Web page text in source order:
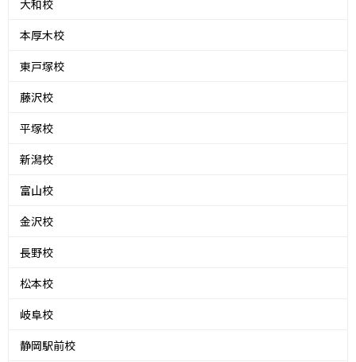
大和校
本厚木校
東戸塚校
藤沢校
平塚校
新潟校
富山校
金沢校
長野校
松本校
岐阜校
静岡駅前校